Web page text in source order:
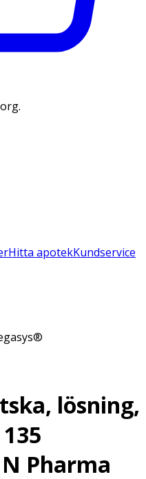
Hitta apotekKundservice
lösning,
Pharma